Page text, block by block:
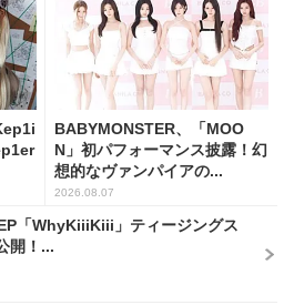
BABYMONSTER、「MOO
N」初パフォーマンス披露！幻
想的なヴァンパイアの...
2026.08.07
「WhyKiiiKiii」ティージングス
開！...